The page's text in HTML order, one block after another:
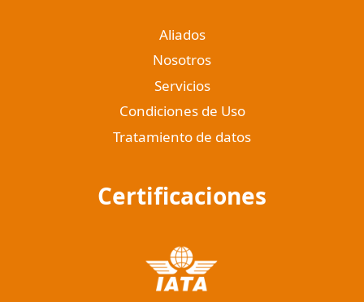
Aliados
Nosotros
Servicios
Condiciones de Uso
Tratamiento de datos
Certificaciones